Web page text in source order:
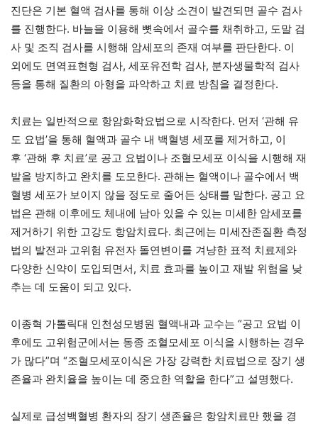
진단은 기본 혈액 검사를 통해 이상 소견이 발견되면 골수 검사
를 진행한다. 바늘을 이용해 뼛속에서 골수를 채취하고, 도말 검
사 및 조직 검사를 시행해 암세포의 존재 여부를 판단한다. 이
외에도 면역표현형 검사, 세포유전학 검사, 분자생물학적 검사
등을 통해 질환의 아형을 파악하고 치료 방침을 결정한다.
치료는 일반적으로 항암화학요법으로 시작한다. 먼저 ‘관해 유
도 요법’을 통해 혈액과 골수 내 백혈병 세포를 제거하고, 이
후 ‘관해 후 치료’로 공고 요법이나 조혈모세포 이식을 시행해 재
발을 방지하고 완치를 도모한다. 관해는 혈액이나 골수에서 백
혈병 세포가 보이지 않을 정도로 줄어든 상태를 말한다. 공고 요
법은 관해 이후에도 체내에 남아 있을 수 있는 미세한 암세포를
제거하기 위한 고강도 항암치료다. 최근에는 미세잔존질환 측정
법의 발전과 고위험 유전자 돌연변이를 겨냥한 표적 치료제와
다양한 신약이 도입되면서, 치료 효과를 높이고 재발 위험을 낮
추는 데 도움이 되고 있다.
이종혁 가톨릭대 인천성모병원 혈액내과 교수는 “공고 요법 이
후에도 고위험군에서는 동종 조혈모세포 이식을 시행하는 경우
가 많다”며 “조혈모세포이식은 가장 강력한 치료법으로 장기 생
존율과 완치율을 높이는 데 중요한 역할을 한다”고 설명했다.
실제로 급성백혈병 환자의 장기 생존율은 항암치료만 했을 경